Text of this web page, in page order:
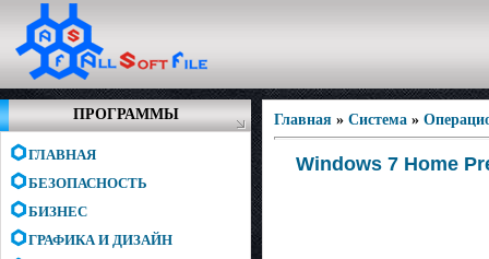
ПРОГРАММЫ
ГЛАВНАЯ
БЕЗОПАСНОСТЬ
БИЗНЕС
ГРАФИКА И ДИЗАЙН
Главная » Система »
Windows 7 Home